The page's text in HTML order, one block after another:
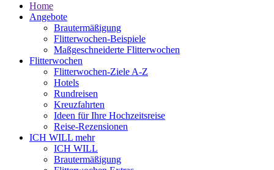
Home
Angebote
Brautermäßigung
Flitterwochen-Beispiele
Maßgeschneiderte Flitterwochen
Flitterwochen
Flitterwochen-Ziele A-Z
Hotels
Rundreisen
Kreuzfahrten
Ideen für Ihre Hochzeitsreise
Reise-Rezensionen
ICH WILL mehr
ICH WILL
Brautermäßigung